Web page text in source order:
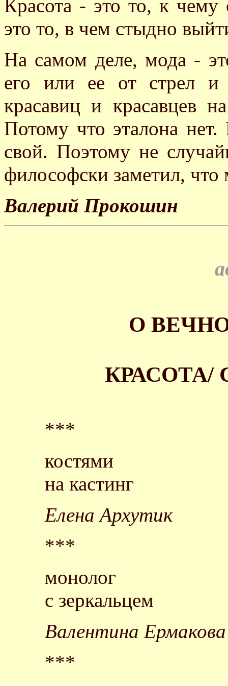
Красота - это то, к
это то, в чем стыдно
На самом деле, мода -
его или ее от стрел
красавиц и красавцев
Потому что эталона
свой. Поэтому не
философски заметил, что
Валерий Прокошин
О
***
костями
на кастинг
Елена Архутик
***
монолог
с зеркальцем
Валентина Ермакова
***